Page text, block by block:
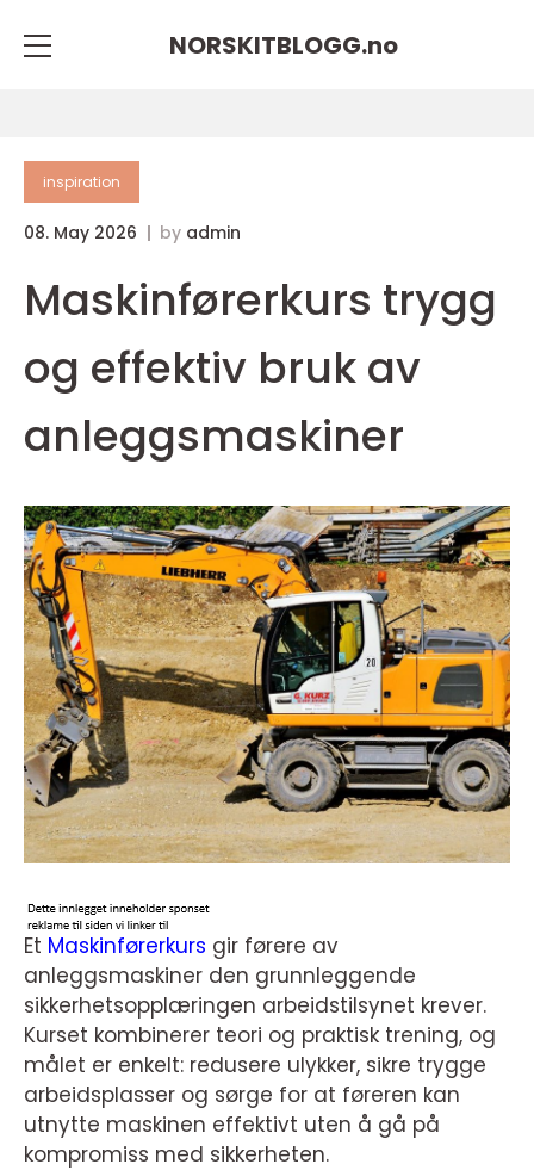
NORSKITBLOGG.no
inspiration
08. May 2026 by admin
Maskinførerkurs trygg
og effektiv bruk av
anleggsmaskiner
Et Maskinførerkurs gir førere av
anleggsmaskiner den grunnleggende
sikkerhetsopplæringen arbeidstilsynet krever.
Kurset kombinerer teori og praktisk trening, og
målet er enkelt: redusere ulykker, sikre trygge
arbeidsplasser og sørge for at føreren kan
utnytte maskinen effektivt uten å gå på
kompromiss med sikkerheten.